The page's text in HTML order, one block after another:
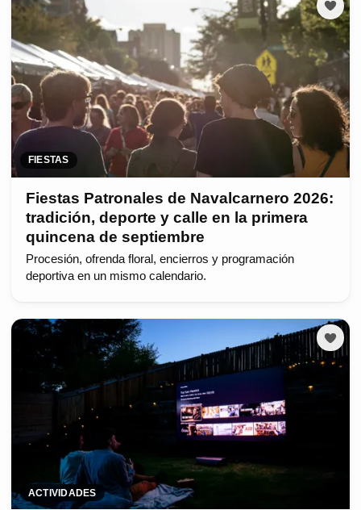
FIESTAS
Fiestas Patronales de Navalcarnero 2026:
tradición, deporte y calle en la primera
quincena de septiembre
Procesión, ofrenda floral, encierros y programación
deportiva en un mismo calendario.
ACTIVIDADES